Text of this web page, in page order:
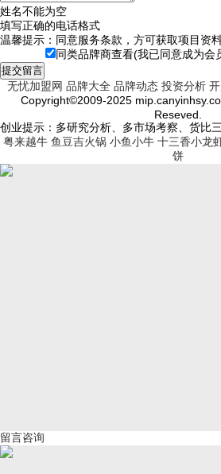
姓名不能为空
填写正确的电话格式
温馨提示：同意服务条款，方可获取项目资
同类品牌商查看(我已同意成为会
提交留言
无忧加盟网 品牌大全 品牌动态 投资分析
Copyright©2009-2025
Reseved.
创业提示：多研究分析、多市场考察、货比
粤来越牛 鱼豆吉火锅 小鱼小牛 十三香小龙
饼
留言咨询